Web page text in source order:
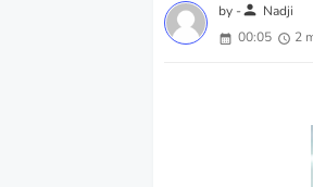
by -person Nadji
00:05
2